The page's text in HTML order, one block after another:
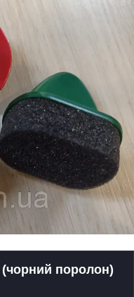
(чорний поролон)